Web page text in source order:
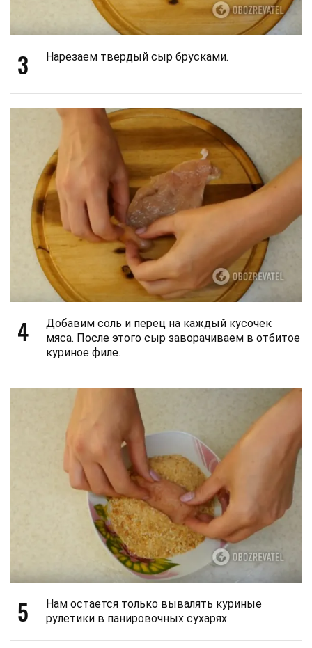
3 Нарезаем твердый сыр брусками.
4
Добавим соль и перец на каждый кусочек
мяса. После этого сыр заворачиваем в отбитое
куриное филе.
5
Нам остается только вывалять куриные
рулетики в панировочных сухарях.